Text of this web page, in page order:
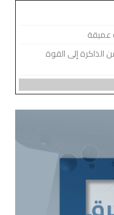
عميقة
الذاكرة إلى القوة